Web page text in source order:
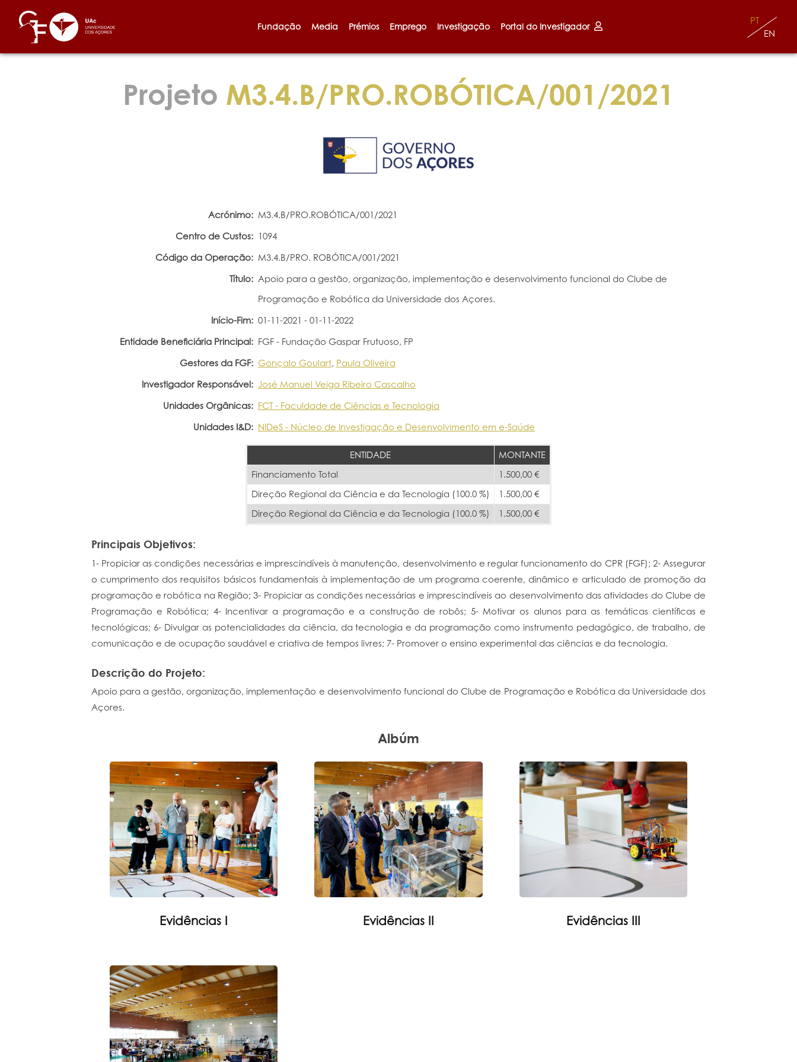
Fundação Media Prémios Emprego Investigação Portal do Investigador
EN
PT
Projeto M3.4.B/PRO.ROBÓTICA/001/2021
Acrónimo: M3.4.B/PRO.ROBÓTICA/001/2021
Centro de Custos: 1094
Código da Operação: M3.4.B/PRO. ROBÓTICA/001/2021
Título: Apoio para a gestão, organização, implementação e desenvolvimento funcional do Clube de
Programação e Robótica da Universidade dos Açores.
Início-Fim: 01-11-2021 - 01-11-2022
Entidade Beneficiária Principal: FGF - Fundação Gaspar Frutuoso, FP
Gestores da FGF: Gonçalo Goulart, Paula Oliveira
Investigador Responsável: José Manuel Veiga Ribeiro Cascalho
Unidades Orgânicas: FCT - Faculdade de Ciências e Tecnologia
Unidades I&D: NIDeS - Núcleo de Investigação e Desenvolvimento em e-Saúde
ENTIDADE
MONTANTE
Financiamento Total
1.500,00 €
Direção Regional da Ciência e da Tecnologia (100.0 %)
1.500,00 €
Direção Regional da Ciência e da Tecnologia (100.0 %)
1.500,00 €
Principais Objetivos:
1- Propiciar as condições necessárias e imprescindíveis à manutenção, desenvolvimento e regular funcionamento do CPR (FGF); 2- Assegurar
o cumprimento dos requisitos básicos fundamentais à implementação de um programa coerente, dinâmico e articulado de promoção da
programação e robótica na Região; 3- Propiciar as condições necessárias e imprescindíveis ao desenvolvimento das atividades do Clube de
Programação e Robótica; 4- Incentivar a programação e a construção de robôs; 5- Motivar os alunos para as temáticas científicas e
tecnológicas; 6- Divulgar as potencialidades da ciência, da tecnologia e da programação como instrumento pedagógico, de trabalho, de
comunicação e de ocupação saudável e criativa de tempos livres; 7- Promover o ensino experimental das ciências e da tecnologia.
Descrição do Projeto:
Apoio para a gestão, organização, implementação e desenvolvimento funcional do Clube de Programação e Robótica da Universidade dos
Açores.
Albúm
Evidências I Evidências II Evidências III